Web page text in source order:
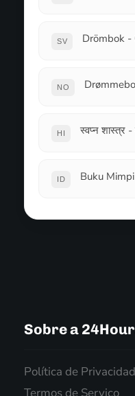
SV Drömbok -
NO
HI स्वप्न शास्त्र
ID Buku
Sobre a
Política de